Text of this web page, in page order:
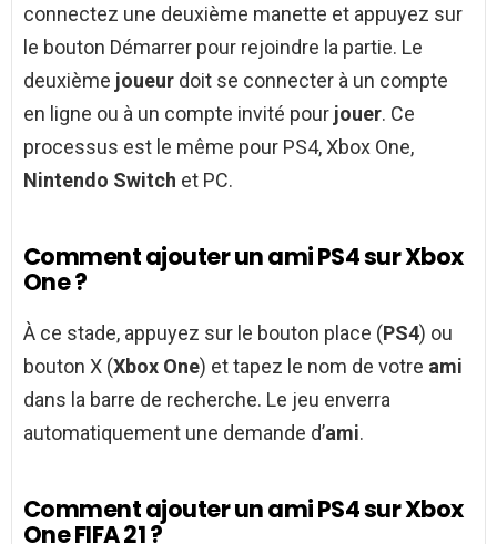
connectez une deuxième manette et appuyez sur
le bouton Démarrer pour rejoindre la partie. Le
deuxième joueur doit se connecter à un compte
en ligne ou à un compte invité pour jouer. Ce
processus est le même pour PS4, Xbox One,
Nintendo Switch et PC.
Comment ajouter un ami PS4 sur Xbox
One ?
À ce stade, appuyez sur le bouton place (PS4) ou
bouton X (Xbox One) et tapez le nom de votre ami
dans la barre de recherche. Le jeu enverra
automatiquement une demande d’ami.
Comment ajouter un ami PS4 sur Xbox
One FIFA 21 ?